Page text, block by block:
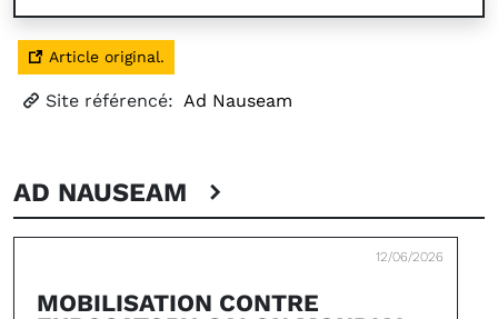
Article original.
Site référencé: Ad Nauseam
AD NAUSEAM
12/06/2026
MOBILISATION CONTRE